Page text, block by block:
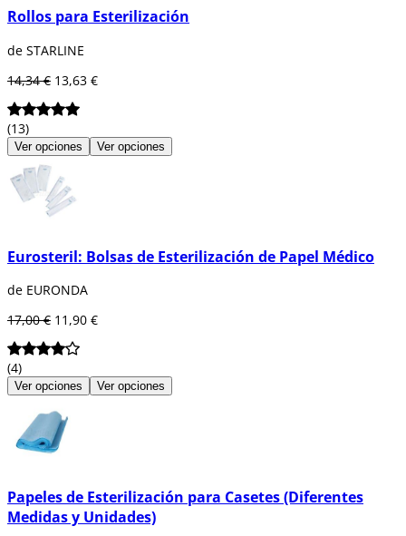
Rollos para Esterilización
de STARLINE
14,34 € 13,63 €
(13)
Ver opciones Ver opciones
Eurosteril: Bolsas de Esterilización de Papel Médico
de EURONDA
17,00 € 11,90 €
(4)
Ver opciones Ver opciones
Papeles de Esterilización para Casetes (Diferentes
Medidas y Unidades)